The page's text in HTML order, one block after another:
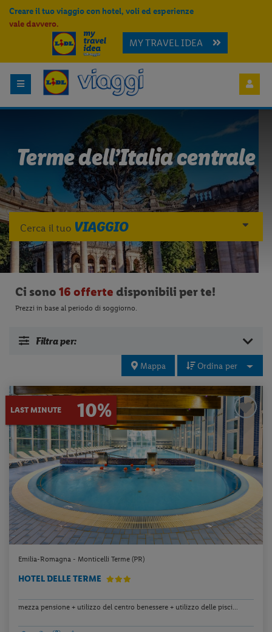
Creare il tuo viaggio con hotel, voli ed esperienze
vale davvero.
MY TRAVEL IDEA
Terme dell’Italia centrale
Cerca il tuo VIAGGIO
Ci sono16 offerte disponibili per te!
Prezzi in base al periodo di soggiorno.
Filtra per:
Mappa Ordina per
LAST MINUTE 10%
Emilia-Romagna - Monticelli Terme (PR)
HOTEL DELLE TERME
mezza pensione + utilizzo del centro benessere + utilizzo delle pisci...